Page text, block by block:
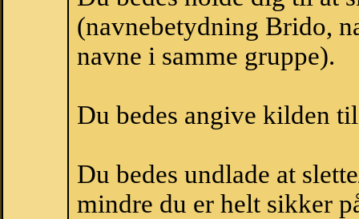
(navnebetydning Brido,
navne i samme gruppe).
Du bedes angive kilden
Du bedes undlade at
mindre du er helt sikker